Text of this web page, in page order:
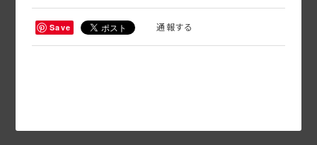
Save 通報する